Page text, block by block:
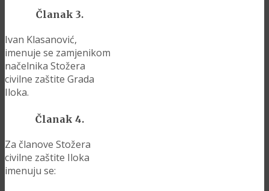
Članak 3.
Ivan Klasanović,
imenuje se zamjenikom
načelnika Stožera
civilne zaštite Grada
Iloka.
Članak 4.
Za članove Stožera
civilne zaštite Iloka
imenuju se: